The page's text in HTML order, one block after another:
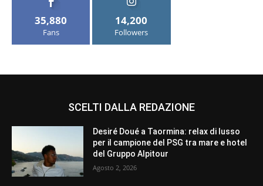
35,880
Fans
14,200
Followers
SCELTI DALLA REDAZIONE
Desiré Doué a Taormina: relax di lusso
per il campione del PSG tra mare e hotel
del Gruppo Alpitour
Agosto 2, 2026